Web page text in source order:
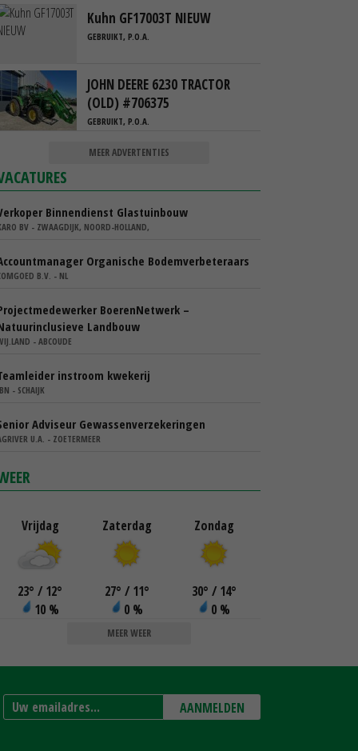
Kuhn GF17003T NIEUW
GEBRUIKT, P.O.A.
JOHN DEERE 6230 TRACTOR
(OLD) #706375
GEBRUIKT, P.O.A.
MEER ADVERTENTIES
Binnendienst Glastuinbouw
BV - ZWAAGDIJK, NOORD-HOLLAND,
Organische Bodemverbeteraars
B.V. - NL
BoerenNetwerk –
Landbouw
- ABCOUDE
instroom kwekerij
- SCHAIJK
Adviseur Gewassenverzekeringen
U.A. - ZOETERMEER
Vrijdag
23° / 12°
10 %
Zaterdag
27° / 11°
0 %
Zondag
30° / 14°
0 %
MEER WEER
AANMELDEN